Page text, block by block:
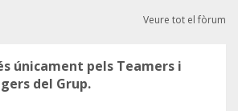
Veure tot el fòrum
únicament pels Teamers i
del Grup.